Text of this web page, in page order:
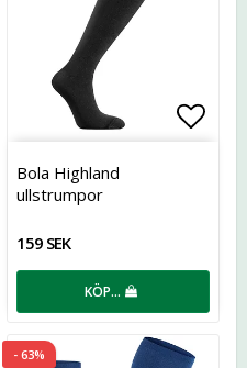
till i favoritlistan
Bola Highland
ullstrumpor
159 SEK
KÖP…
- 63%